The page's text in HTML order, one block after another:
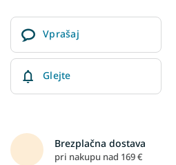
Vprašaj
Glejte
Brezplačna dostava
pri nakupu nad 169 €